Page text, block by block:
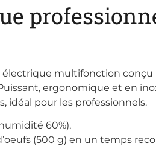
électrique multifonction
ergonomique et en
idéal pour les professionnels.
60%),
(500 g) en un temps